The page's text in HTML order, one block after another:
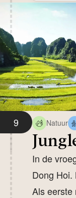
9 Natuur
In de
Dong Hoi.
Als eerste